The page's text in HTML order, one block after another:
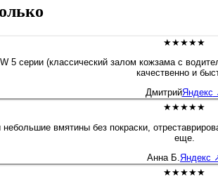
★★★★★
серии (классический залом кожзама с
качественно и
ДмитрийЯндекс
★★★★★
вмятины без покраски,
еще.
Анна Б. Яндекс
★★★★★